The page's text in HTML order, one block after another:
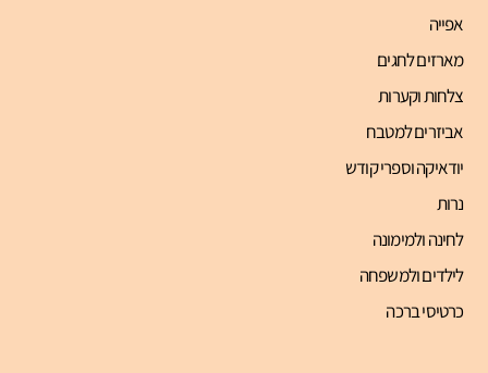
אפייה
מארזים לחגים
צלחות וקערות
אביזרים למטבח
יודאיקה וספרי קודש
נרות
לחינה ולמימונה
לילדים ולמשפחה
כרטיסי ברכה